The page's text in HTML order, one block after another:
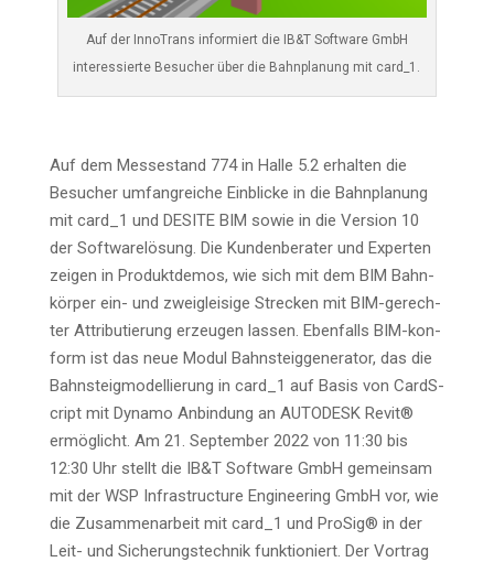
Auf der Inno­Trans infor­miert die IB&T Soft­ware GmbH
inter­es­sier­te Besu­cher über die Bahn­pla­nung mit card_1.
Auf dem Mes­se­stand 774 in Hal­le 5.2 erhal­ten die
Besu­cher umfang­rei­che Ein­bli­cke in die Bahn­pla­nung
mit card_1 und DESITE BIM sowie in die Ver­si­on 10
der Soft­ware­lö­sung. Die Kun­den­be­ra­ter und Exper­ten
zei­gen in Pro­dukt­de­mos, wie sich mit dem BIM Bahn­
kör­per ein- und zwei­glei­si­ge Stre­cken mit BIM-gerech­
ter Attri­bu­tie­rung erzeu­gen las­sen. Eben­falls BIM-kon­
form ist das neue Modul Bahn­steig­ge­ne­ra­tor, das die
Bahn­steig­mo­del­lie­rung in card_1 auf Basis von CardS­
cript mit Dyna­mo Anbin­dung an AUTODESK Revit®
ermög­licht. Am 21. Sep­tem­ber 2022 von 11:30 bis
12:30 Uhr stellt die IB&T Soft­ware GmbH gemein­sam
mit der WSP Infra­struc­tu­re Engi­nee­ring GmbH vor, wie
die Zusam­men­ar­beit mit card_1 und Pro­Sig® in der
Leit- und Siche­rungs­tech­nik funk­tio­niert. Der Vor­trag